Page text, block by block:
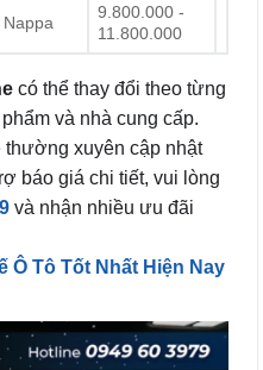
Nappa
9.800.000 -
11.800.000
có thể thay đổi theo từng
và nhà cung cấp.
thường xuyên cập nhật
báo giá chi tiết, vui lòng
và nhận nhiều ưu đãi
Ô Tô Tốt Nhất Hiện Nay